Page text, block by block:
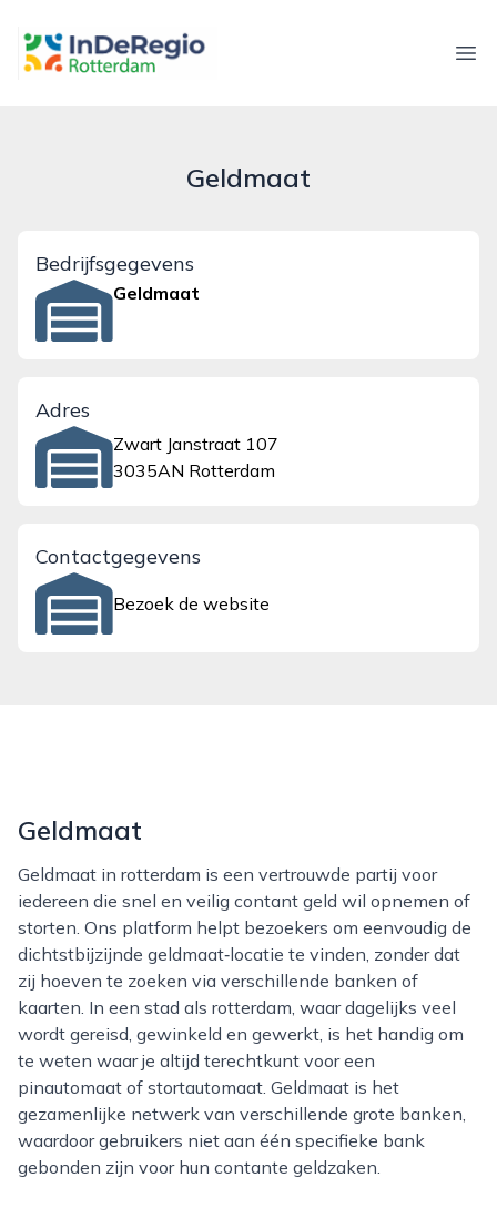
inderegiorotterdam.nl
Geldmaat
Bedrijfsgegevens
Geldmaat
Adres
Zwart Janstraat 107
3035AN Rotterdam
Contactgegevens
Bezoek de website
Geldmaat
Geldmaat in rotterdam is een vertrouwde partij voor
iedereen die snel en veilig contant geld wil opnemen of
storten. Ons platform helpt bezoekers om eenvoudig de
dichtstbijzijnde geldmaat‑locatie te vinden, zonder dat
zij hoeven te zoeken via verschillende banken of
kaarten. In een stad als rotterdam, waar dagelijks veel
wordt gereisd, gewinkeld en gewerkt, is het handig om
te weten waar je altijd terechtkunt voor een
pinautomaat of stortautomaat. Geldmaat is het
gezamenlijke netwerk van verschillende grote banken,
waardoor gebruikers niet aan één specifieke bank
gebonden zijn voor hun contante geldzaken.